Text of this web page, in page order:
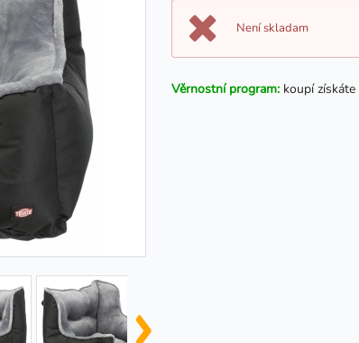
Není skladam
Věrnostní program: koupí získáte